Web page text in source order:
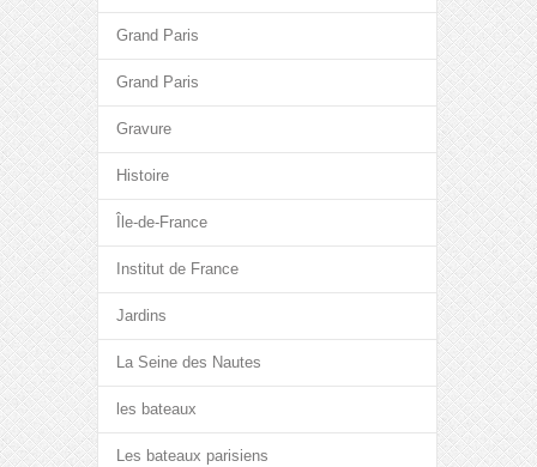
Grand Paris
Grand Paris
Gravure
Histoire
Île-de-France
Institut de France
Jardins
La Seine des Nautes
les bateaux
Les bateaux parisiens